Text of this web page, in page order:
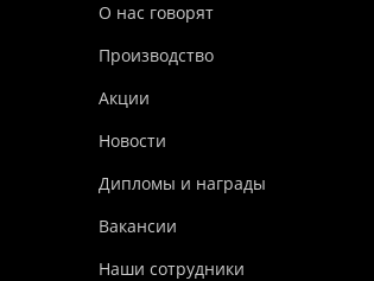
О нас говорят
Производство
Акции
Новости
Дипломы и награды
Вакансии
Наши сотрудники